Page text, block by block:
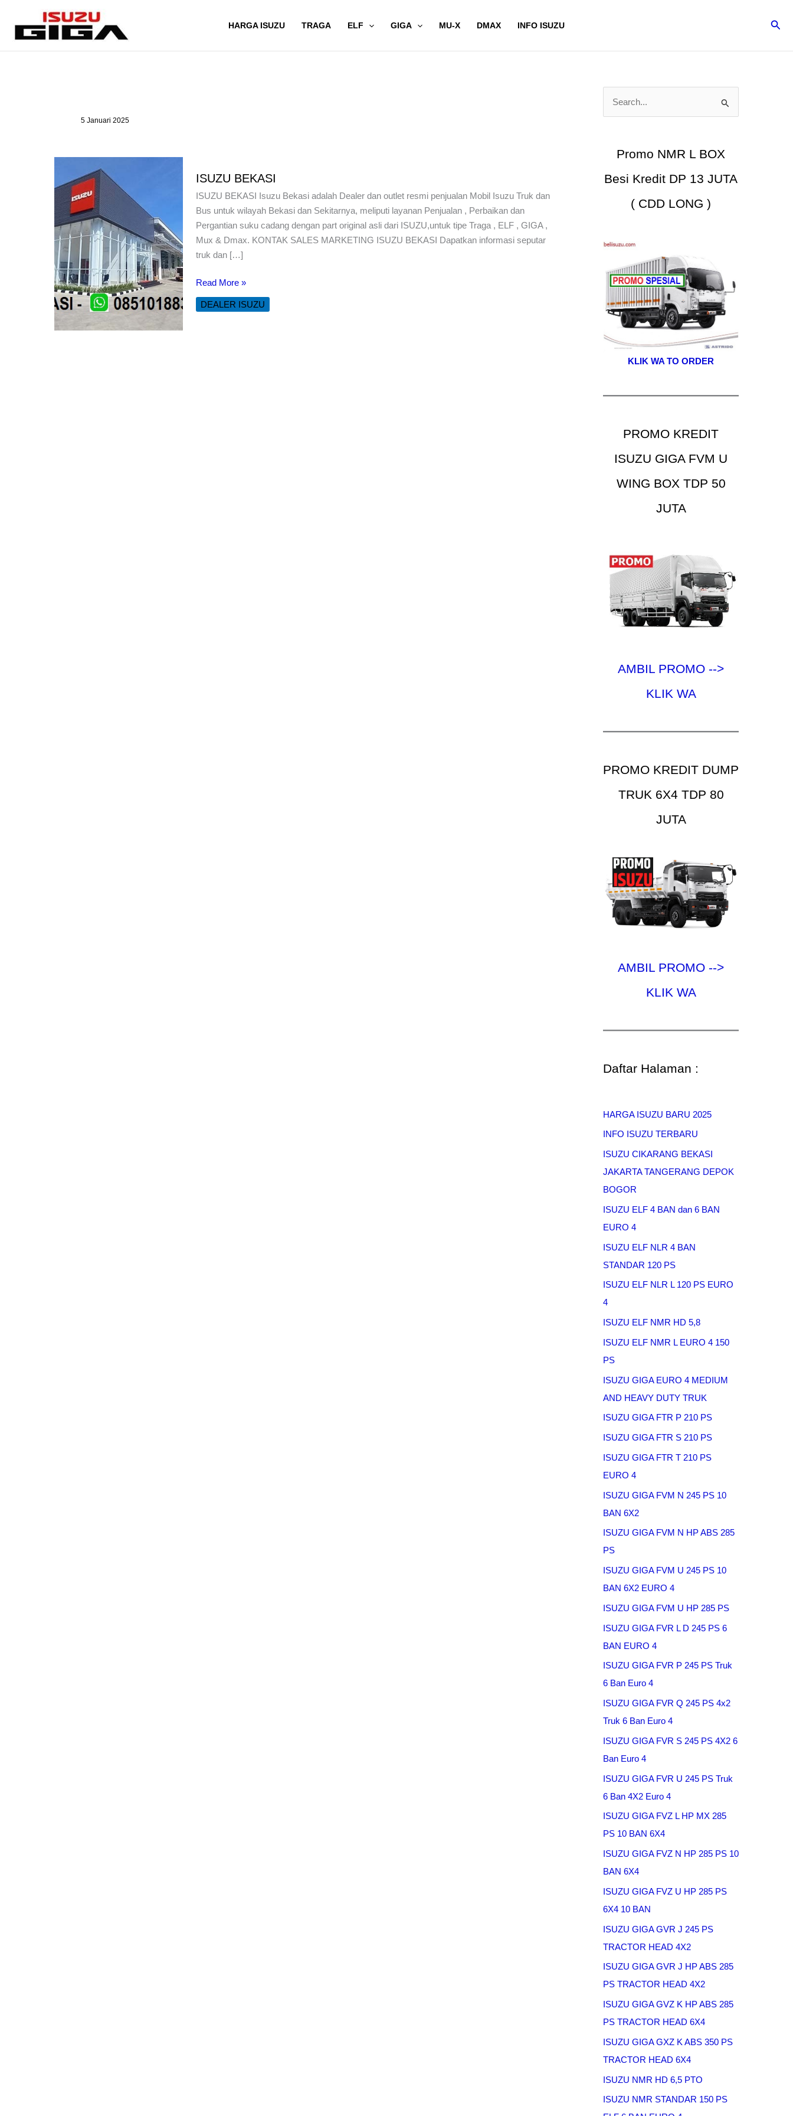
konten
HARGA ISUZU TRAGA ELF GIGA MU-X DMAX INFO ISUZU Cari
5 Januari 2025
ISUZU BEKASI
ISUZU BEKASI Isuzu Bekasi adalah Dealer dan outlet resmi penjualan Mobil Isuzu Truk dan
Bus untuk wilayah Bekasi dan Sekitarnya, meliputi layanan Penjualan , Perbaikan dan
Pergantian suku cadang dengan part original asli dari ISUZU,untuk tipe Traga , ELF , GIGA ,
Mux & Dmax. KONTAK SALES MARKETING ISUZU BEKASI Dapatkan informasi seputar
truk dan […]
ISUZU
BEKASI
Read More »
DEALER ISUZU
n
Promo NMR L BOX
Besi Kredit DP 13 JUTA
( CDD LONG )
KLIK WA TO ORDER
PROMO KREDIT
ISUZU GIGA FVM U
WING BOX TDP 50
JUTA
AMBIL PROMO -->
KLIK WA
PROMO KREDIT DUMP
TRUK 6X4 TDP 80
JUTA
AMBIL PROMO -->
KLIK WA
Daftar Halaman :
HARGA ISUZU BARU 2025
INFO ISUZU TERBARU
ISUZU CIKARANG BEKASI
JAKARTA TANGERANG DEPOK
BOGOR
ISUZU ELF 4 BAN dan 6 BAN
EURO 4
ISUZU ELF NLR 4 BAN
STANDAR 120 PS
ISUZU ELF NLR L 120 PS EURO
4
ISUZU ELF NMR HD 5,8
ISUZU ELF NMR L EURO 4 150
PS
ISUZU GIGA EURO 4 MEDIUM
AND HEAVY DUTY TRUK
ISUZU GIGA FTR P 210 PS
ISUZU GIGA FTR S 210 PS
ISUZU GIGA FTR T 210 PS
EURO 4
ISUZU GIGA FVM N 245 PS 10
BAN 6X2
ISUZU GIGA FVM N HP ABS 285
PS
ISUZU GIGA FVM U 245 PS 10
BAN 6X2 EURO 4
ISUZU GIGA FVM U HP 285 PS
ISUZU GIGA FVR L D 245 PS 6
BAN EURO 4
ISUZU GIGA FVR P 245 PS Truk
6 Ban Euro 4
ISUZU GIGA FVR Q 245 PS 4x2
Truk 6 Ban Euro 4
ISUZU GIGA FVR S 245 PS 4X2 6
Ban Euro 4
ISUZU GIGA FVR U 245 PS Truk
6 Ban 4X2 Euro 4
ISUZU GIGA FVZ L HP MX 285
PS 10 BAN 6X4
ISUZU GIGA FVZ N HP 285 PS 10
BAN 6X4
ISUZU GIGA FVZ U HP 285 PS
6X4 10 BAN
ISUZU GIGA GVR J 245 PS
TRACTOR HEAD 4X2
ISUZU GIGA GVR J HP ABS 285
PS TRACTOR HEAD 4X2
ISUZU GIGA GVZ K HP ABS 285
PS TRACTOR HEAD 6X4
ISUZU GIGA GXZ K ABS 350 PS
TRACTOR HEAD 6X4
ISUZU NMR HD 6,5 PTO
ISUZU NMR STANDAR 150 PS